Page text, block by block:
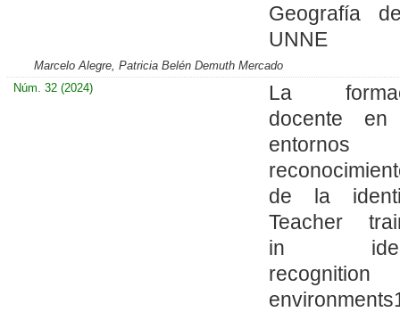
Geografía
UNNE
Marcelo Alegre, Patricia Belén Demuth Mercado
Núm. 32 (2024)
La
docente
entornos
de la
Teacher
in
recognition